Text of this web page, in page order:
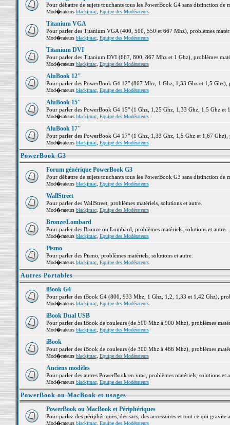
Pour débattre de sujets touchants tous les PowerBook G4 sans distinction de
Mod�rateurs blackjmac, Equipe des Modérateurs
Titanium VGA
Pour parler des Titanium VGA (400, 500, 550 et 667 Mhz), problèmes
Mod�rateurs blackjmac, Equipe des Modérateurs
Titanium DVI
Pour parler des Titanium DVI (667, 800, 867 Mhz et 1 Ghz), problèmes
Mod�rateurs blackjmac, Equipe des Modérateurs
AluBook 12"
Pour parler des PowerBook G4 12" (867 Mhz, 1 Ghz, 1,33 Ghz et 1,5 Ghz),
Mod�rateurs blackjmac, Equipe des Modérateurs
AluBook 15"
Pour parler des PowerBook G4 15" (1 Ghz, 1,25 Ghz, 1,33 Ghz, 1,5 Ghz et
Mod�rateurs blackjmac, Equipe des Modérateurs
AluBook 17"
Pour parler des PowerBook G4 17" (1 Ghz, 1,33 Ghz, 1,5 Ghz et 1,67 Ghz),
Mod�rateurs blackjmac, Equipe des Modérateurs
PowerBook G3
Forum générique PowerBook G3
Pour débattre de sujets touchants tous les PowerBook G3 sans distinction de
Mod�rateurs blackjmac, Equipe des Modérateurs
WallStreet
Pour parler des WallStreet, problèmes matériels, solutions et autre.
Mod�rateurs blackjmac, Equipe des Modérateurs
Bronze/Lombard
Pour parler des Bronze ou Lombard, problèmes matériels, solutions et autre.
Mod�rateurs blackjmac, Equipe des Modérateurs
Pismo
Pour parler des Pismo, problèmes matériels, solutions et autre.
Mod�rateurs blackjmac, Equipe des Modérateurs
Autres Portables
iBook G4
Pour parler des iBook G4 (800, 933 Mhz, 1 Ghz, 1,2, 1,33 et 1,42 Ghz),
Mod�rateurs blackjmac, Equipe des Modérateurs
iBook Dual USB
Pour parler des iBook de couleurs (de 500 Mhz à 900 Mhz), problèmes
Mod�rateurs blackjmac, Equipe des Modérateurs
iBook
Pour parler des iBook de couleurs (de 300 Mhz à 466 Mhz), problèmes
Mod�rateurs blackjmac, Equipe des Modérateurs
Anciens modèles
Pour parler des autres PowerBook en vrac, problèmes matériels, solutions et
Mod�rateurs blackjmac, Equipe des Modérateurs
PowerBook ou MacBook et usages
PowerBook ou MacBook et Périphériques
Pour parlez des périphériques, des sacs, des accessoires et tout ce qui
Mod�rateurs blackjmac, Equipe des Modérateurs